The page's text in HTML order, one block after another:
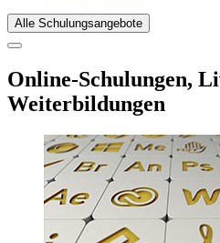
Alle Schulungsangebote
Online-Schulungen,
Weiterbildungen